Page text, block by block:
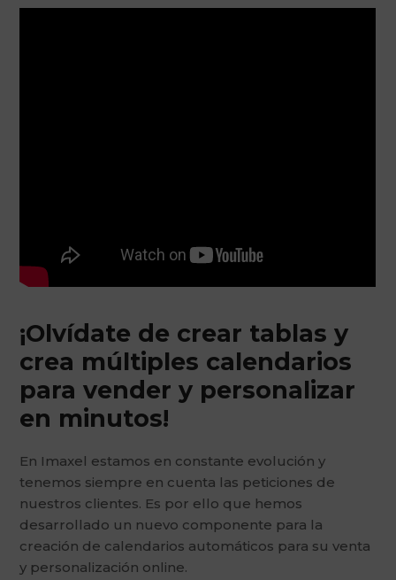
¡Olvídate de crear tablas y
crea múltiples calendarios
para vender y personalizar
en minutos!
En Imaxel estamos en constante evolución y
tenemos siempre en cuenta las peticiones de
nuestros clientes. Es por ello que hemos
desarrollado un nuevo componente para la
creación de calendarios automáticos para su venta
y personalización online.